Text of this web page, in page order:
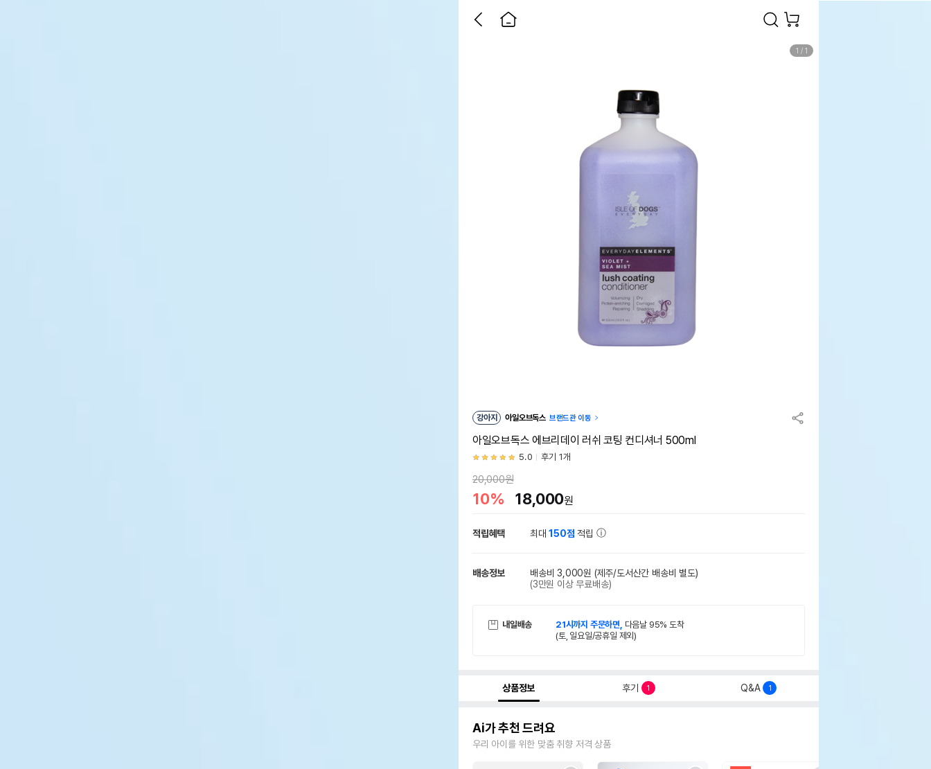
1 / 1
강아지 아일오브독스 브랜드관 이동
아일오브독스 에브리데이 러쉬 코팅 컨디셔너 500ml
5.0 후기 1개
20,000원
10% 18,000원
적립혜택 최대150점 적립
배송정보 배송비 3,000원 (제주/도서산간 배송비 별도)
(3만원 이상 무료배송)
내일배송 21시까지 주문하면, 다음날 95% 도착
(토, 일요일/공휴일 제외)
상품정보 후기 1 Q&A 1
Ai가 추천 드려요
우리 아이를 위한 맞춤 취향 저격 상품